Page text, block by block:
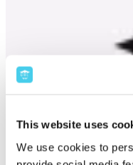
This website uses
We use cookies to